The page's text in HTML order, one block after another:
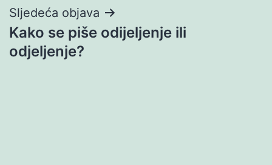
Sljedeća objava
Kako se piše odijeljenje ili
odjeljenje?